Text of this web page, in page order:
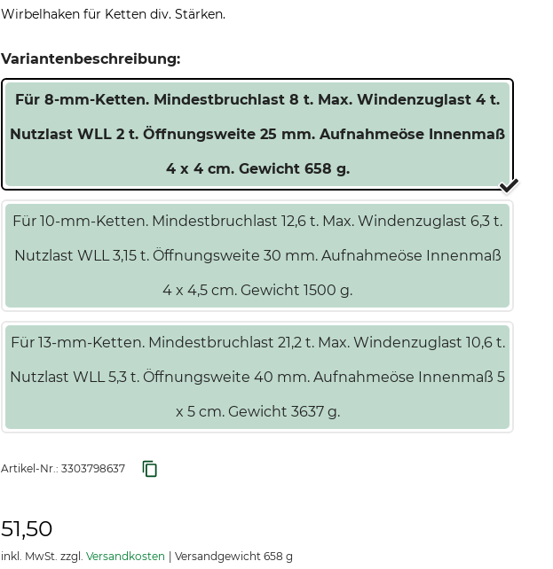
Wirbelhaken für Ketten div. Stärken.
Variantenbeschreibung:
Für 8-mm-Ketten. Mindestbruchlast 8 t. Max. Windenzuglast 4 t.
Nutzlast WLL 2 t. Öffnungsweite 25 mm. Aufnahmeöse Innenmaß
4 x 4 cm. Gewicht 658 g.
Für 10-mm-Ketten. Mindestbruchlast 12,6 t. Max. Windenzuglast 6,3 t.
Nutzlast WLL 3,15 t. Öffnungsweite 30 mm. Aufnahmeöse Innenmaß
4 x 4,5 cm. Gewicht 1500 g.
Für 13-mm-Ketten. Mindestbruchlast 21,2 t. Max. Windenzuglast 10,6 t.
Nutzlast WLL 5,3 t. Öffnungsweite 40 mm. Aufnahmeöse Innenmaß 5
x 5 cm. Gewicht 3637 g.
Artikel-Nr.: 3303798637
51,50
inkl. MwSt. zzgl. Versandkosten Versandgewicht 658 g